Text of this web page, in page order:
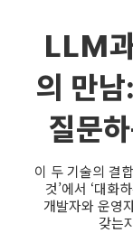
LLM
의 만
질문
이 두 기술의 결
것’에서 ‘대화
개발자와 운영
갖는